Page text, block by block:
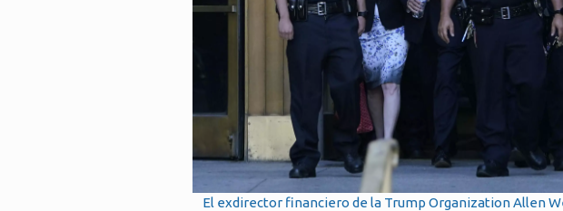
El exdirector financiero de la Trump Organization Allen